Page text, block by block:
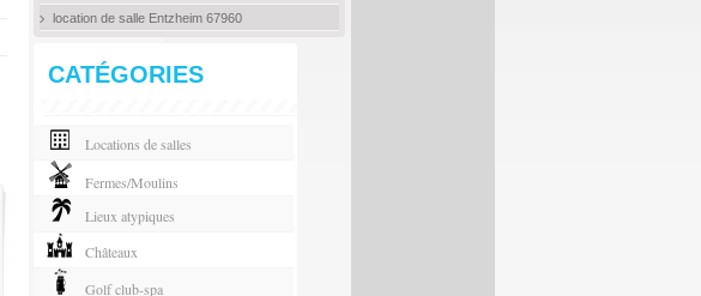
location de salle Entzheim 67960
CATÉGORIES
Locations de salles
Fermes/Moulins
Lieux atypiques
Châteaux
Golf club-spa